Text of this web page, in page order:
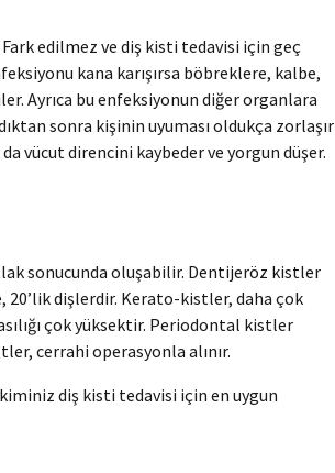
edilmez ve diş kisti tedavisi için geç
kana karışırsa böbreklere, kalbe,
Ayrıca bu enfeksiyonun diğer organlara
sonra kişinin uyuması oldukça zorlaşır
vücut direncini kaybeder ve yorgun düşer.
sonucunda oluşabilir. Dentijeröz kistler
20’lik dişlerdir. Kerato-kistler, daha çok
çok yüksektir. Periodontal kistler
cerrahi operasyonla alınır.
diş kisti tedavisi için en uygun